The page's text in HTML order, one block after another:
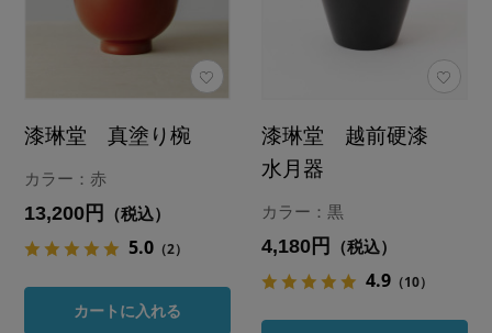
漆琳堂 真塗り椀
カラー：赤
13,200円 （税込）
5.0 （2）
カートに入れる
漆琳堂 越前硬漆
水月器
カラー：黒
4,180円 （税込）
4.9 （10）